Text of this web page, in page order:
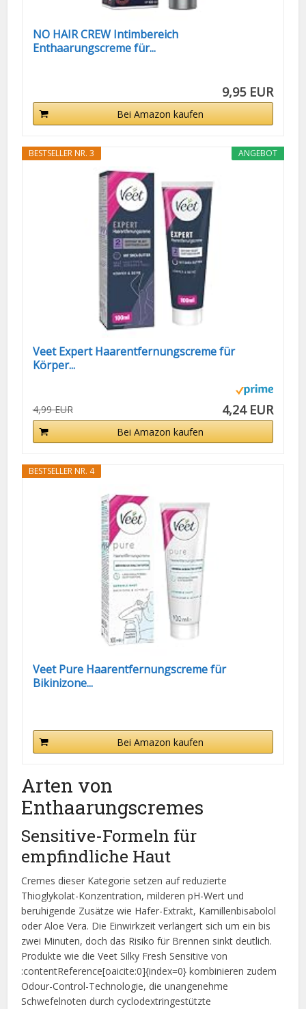
NO HAIR CREW Intimbereich
Enthaarungscreme für...
9,95 EUR
Bei Amazon kaufen
ANGEBOT
BESTSELLER NR. 3
Veet Expert Haarentfernungscreme für
Körper...
4,99 EUR 4,24 EUR
Bei Amazon kaufen
BESTSELLER NR. 4
Veet Pure Haarentfernungscreme für
Bikinizone...
Bei Amazon kaufen
Arten von
Enthaarungscremes
Sensitive-Formeln für
empfindliche Haut
Cremes dieser Kategorie setzen auf reduzierte
Thioglykolat-Konzentration, milderen pH-Wert und
beruhigende Zusätze wie Hafer-Extrakt, Kamillenbisabolol
oder Aloe Vera. Die Einwirkzeit verlängert sich um ein bis
zwei Minuten, doch das Risiko für Brennen sinkt deutlich.
Produkte wie die Veet Silky Fresh Sensitive von
:contentReference[oaicite:0]{index=0} kombinieren zudem
Odour-Control-Technologie, die unangenehme
Schwefelnoten durch cyclodextringestützte